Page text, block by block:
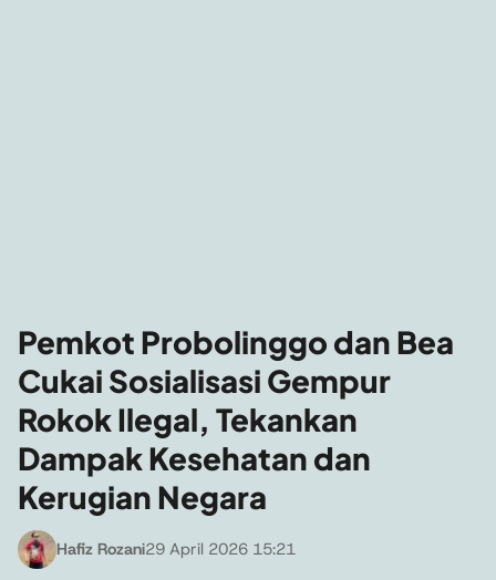
Pemkot Probolinggo dan Bea
Cukai Sosialisasi Gempur
Rokok Ilegal, Tekankan
Dampak Kesehatan dan
Kerugian Negara
Hafiz Rozani29 April 2026 15:21